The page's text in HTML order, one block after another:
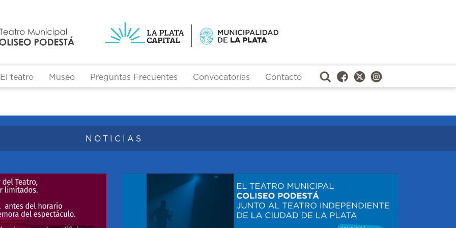
El teatro Museo Preguntas Frecuentes Convocatorias Contacto
NOTICIAS